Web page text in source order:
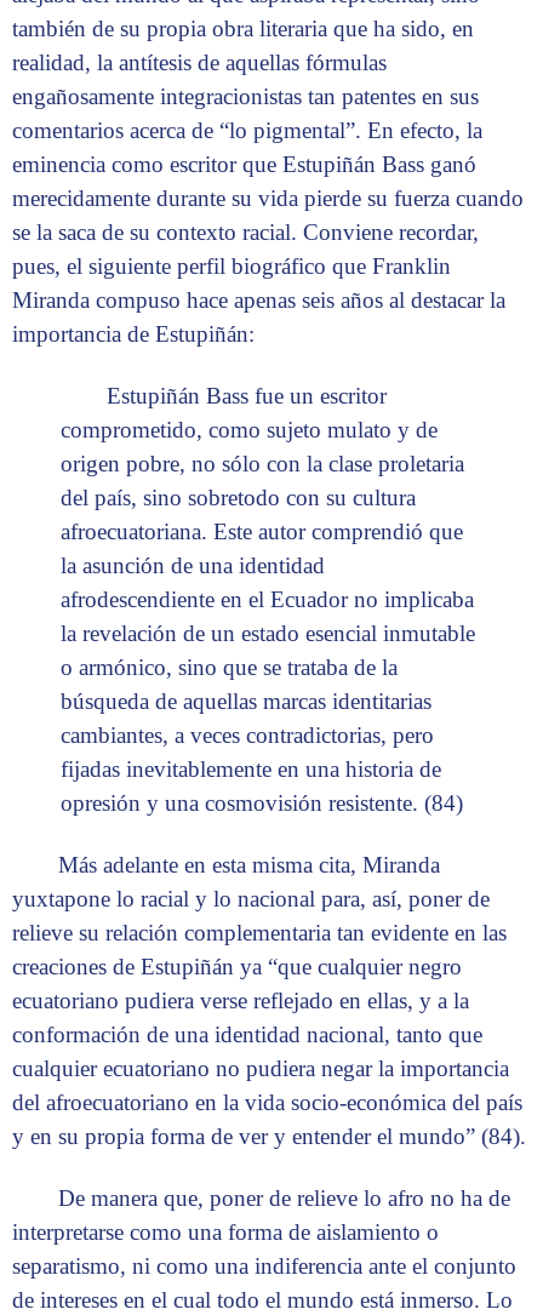
también de su propia obra literaria que ha sido, en
realidad, la antítesis de aquellas fórmulas
engañosamente integracionistas tan patentes en sus
comentarios acerca de “lo pigmental”. En efecto, la
eminencia como escritor que Estupiñán Bass ganó
merecidamente durante su vida pierde su fuerza cuando
se la saca de su contexto racial. Conviene recordar,
pues, el siguiente perfil biográfico que Franklin
Miranda compuso hace apenas seis años al destacar la
importancia de Estupiñán:
Estupiñán Bass fue un escritor
comprometido, como sujeto mulato y de
origen pobre, no sólo con la clase proletaria
del país, sino sobretodo con su cultura
afroecuatoriana. Este autor comprendió que
la asunción de una identidad
afrodescendiente en el Ecuador no implicaba
la revelación de un estado esencial inmutable
o armónico, sino que se trataba de la
búsqueda de aquellas marcas identitarias
cambiantes, a veces contradictorias, pero
fijadas inevitablemente en una historia de
opresión y una cosmovisión resistente. (84)
Más adelante en esta misma cita, Miranda
yuxtapone lo racial y lo nacional para, así, poner de
relieve su relación complementaria tan evidente en las
creaciones de Estupiñán ya “que cualquier negro
ecuatoriano pudiera verse reflejado en ellas, y a la
conformación de una identidad nacional, tanto que
cualquier ecuatoriano no pudiera negar la importancia
del afroecuatoriano en la vida socio-económica del país
y en su propia forma de ver y entender el mundo” (84).
De manera que, poner de relieve lo afro no ha de
interpretarse como una forma de aislamiento o
separatismo, ni como una indiferencia ante el conjunto
de intereses en el cual todo el mundo está inmerso. Lo